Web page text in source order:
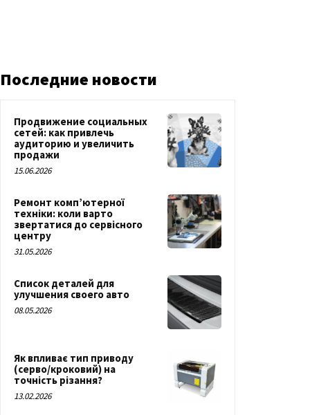
Последние новости
Продвижение социальных
сетей: как привлечь
аудиторию и увеличить
продажи
15.06.2026
Ремонт комп’ютерної
техніки: коли варто
звертатися до сервісного
центру
31.05.2026
Список деталей для
улучшения своего авто
08.05.2026
Як впливає тип приводу
(серво/кроковий) на
точність різання?
13.02.2026